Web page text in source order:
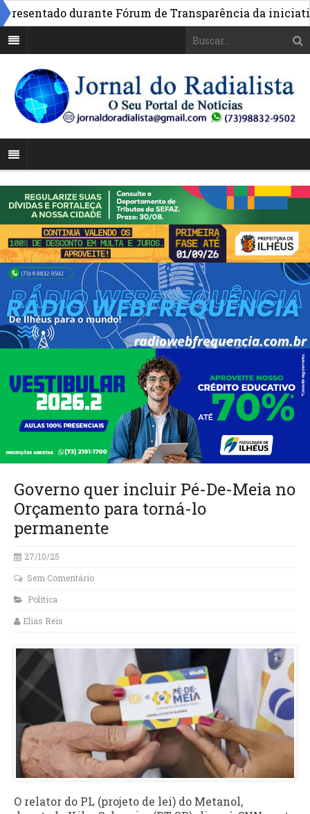
durante Fórum de Transparência da iniciativa
Governo quer incluir Pé-De-Meia no
Orçamento para torná-lo
permanente
27/10/25
Sem Comentário
Política
Elias Reis
O relator do PL (projeto de lei) do Metanol,